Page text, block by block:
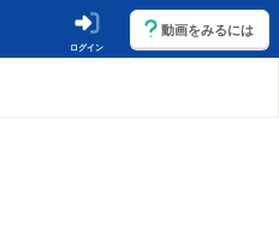
ログイン
動画をみるには